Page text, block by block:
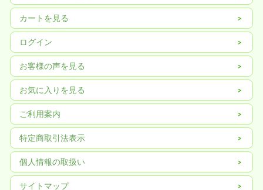
カートを見る
ログイン
お客様の声を見る
お気に入りを見る
ご利用案内
特定商取引法表示
個人情報の取扱い
サイトマップ